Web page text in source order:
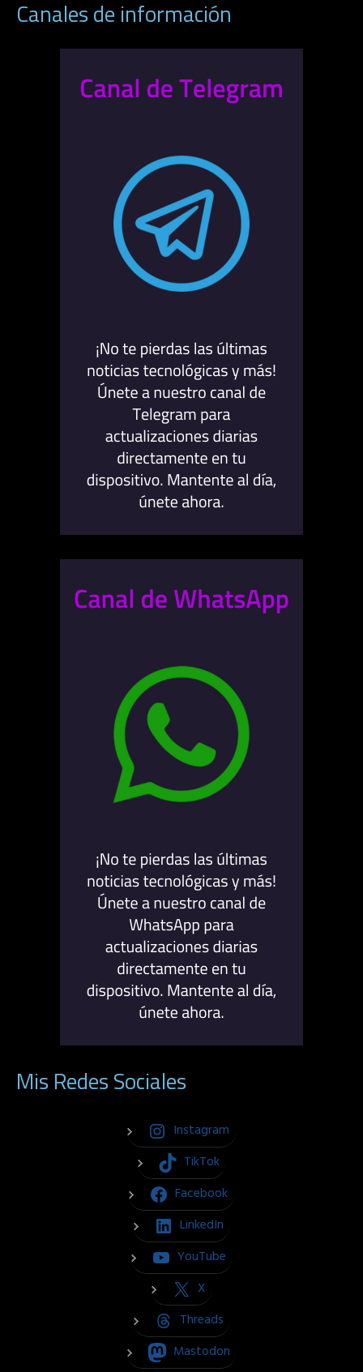
Canales de información
Mis Redes Sociales
Instagram
TikTok
Facebook
LinkedIn
YouTube
X
Threads
Mastodon